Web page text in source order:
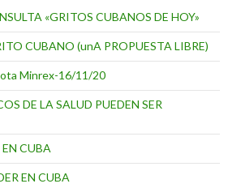
«GRITOS CUBANOS DE HOY»
CUBANO (unA PROPUESTA LIBRE)
Minrex-16/11/20
DE LA SALUD PUEDEN SER
CUBA
EN CUBA